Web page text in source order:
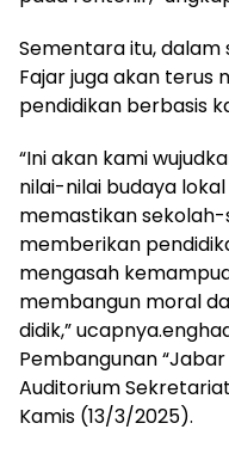
Sementara itu,
Fajar juga akan terus
pendidikan berbasis
“Ini akan kami
nilai-nilai budaya
memastikan
memberikan
mengasah
membangun moral
didik,”
Pembangunan
Auditorium
Kamis (13/3/2025).